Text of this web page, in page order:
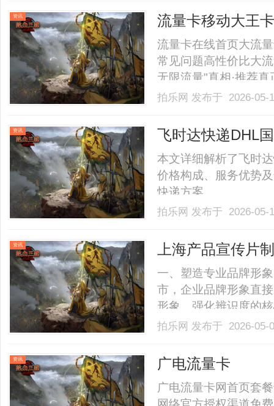
资讯 流量卡移动大王卡
流量卡在线首页大流
常见问题高性价比大
无限流量"真相·推荐
运营商权威解析了解
话费补贴叠加效果，
拍乐网 发布于 2026-
资讯
飞时达快递DHL
优势分析
本文详细解析了飞时
价格构成、服务优势
快递方案。......
拍乐网 发布于 2026-
资讯 上海产品宣传片
一、塑造专业品牌形
市，企业品牌形象直
形象、强化辨识度的
与高品质需求，对品
异化品牌认知。1.1传
传.........
拍乐网 发布于 2026-
资讯 广电流量卡
广电流量卡网首页套